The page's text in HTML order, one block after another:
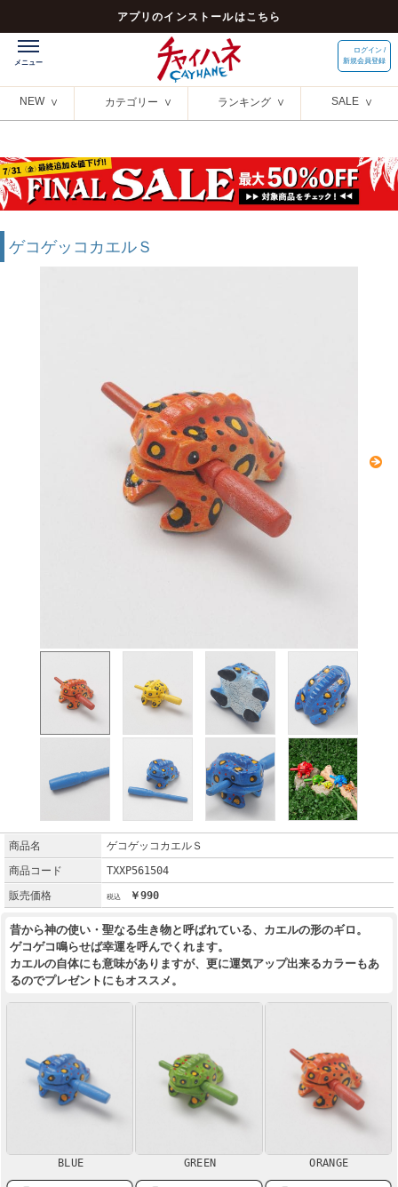
アプリのインストールはこちら
ログイン /
新規会員登録
NEW カテゴリー ランキング SALE
ゲコゲッコカエルＳ
商品名
ゲコゲッコカエルＳ
商品コード
TXXP561504
販売価格
￥990
昔から神の使い・聖なる生き物と呼ばれている、カエルの形のギロ。
ゲコゲコ鳴らせば幸運を呼んでくれます。
カエルの自体にも意味がありますが、更に運気アップ出来るカラーもあ
るのでプレゼントにもオススメ。
BLUE GREEN ORANGE